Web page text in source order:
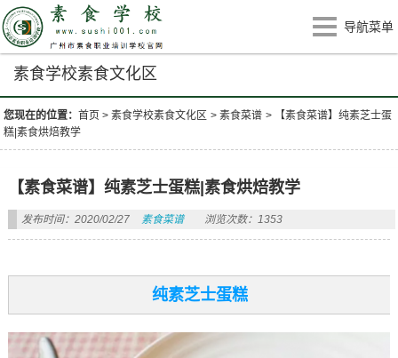
导航菜单
素食学校素食文化区
您现在的位置：首页 >素食学校素食文化区 >素食菜谱 >
【素食菜谱】纯素芝士蛋
糕|素食烘焙教学
【素食菜谱】纯素芝士蛋糕|素食烘焙教学
发布时间：2020/02/27 素食菜谱 浏览次数：1353
纯素芝士蛋糕